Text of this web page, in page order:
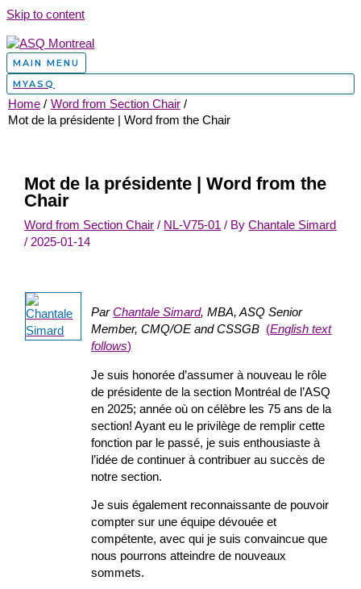
Skip to content
MAIN MENU
MYASQ
Home
Word from Section Chair
Mot de la présidente | Word from the Chair
Mot de la présidente | Word from the
Chair
Word from Section Chair / NL-V75-01 / By Chantale Simard
/ 2025-01-14
ParChantale Simard, MBA, ASQ Senior
Member, CMQ/OE and CSSGB (English text
follows)
Je suis honorée d’assumer à nouveau le rôle
de présidente de la section Montréal de l’ASQ
en 2025; année où on célèbre les 75 ans de la
section! Ayant eu le privilège de remplir cette
fonction par le passé, je suis enthousiaste à
l’idée de continuer à contribuer au succès de
notre section.
Je suis également reconnaissante de pouvoir
compter sur une équipe dévouée et
compétente, avec qui je suis convaincue que
nous pourrons atteindre de nouveaux
sommets.